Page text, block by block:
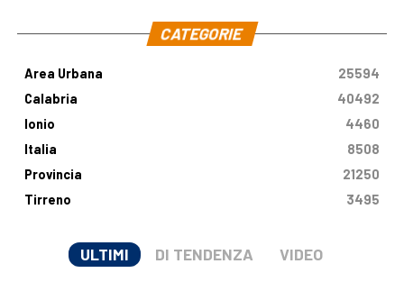
CATEGORIE
Area Urbana
25594
Calabria
40492
Ionio
4460
Italia
8508
Provincia
21250
Tirreno
3495
ULTIMI DI TENDENZA VIDEO